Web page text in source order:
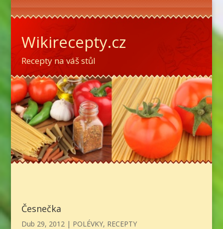
Wikirecepty.cz
Recepty na váš stůl
Česnečka
Dub 29, 2012| POLÉVKY, RECEPTY